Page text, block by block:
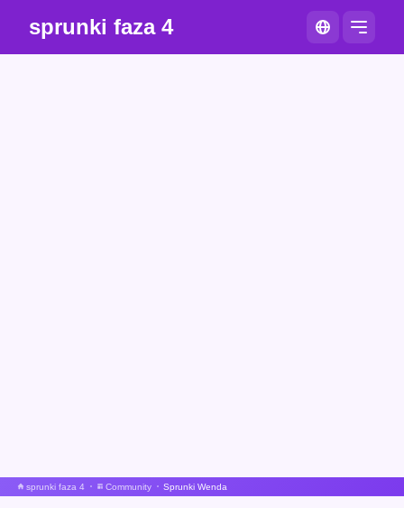
sprunki faza 4
sprunki faza 4 Community Sprunki Wenda